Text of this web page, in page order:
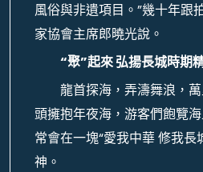
風俗與非遺項目。”幾十年跟
家協會主席郎曉光說。
“聚”起來 弘揚長城時期
龍首探海，弄濤舞浪，
頭擁抱年夜海，游客們飽覽
常會在一塊“愛我中華 修我長
神。